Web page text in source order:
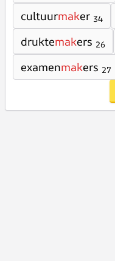
cultuurmaker 34
druktemakers 26
examenmakers 27